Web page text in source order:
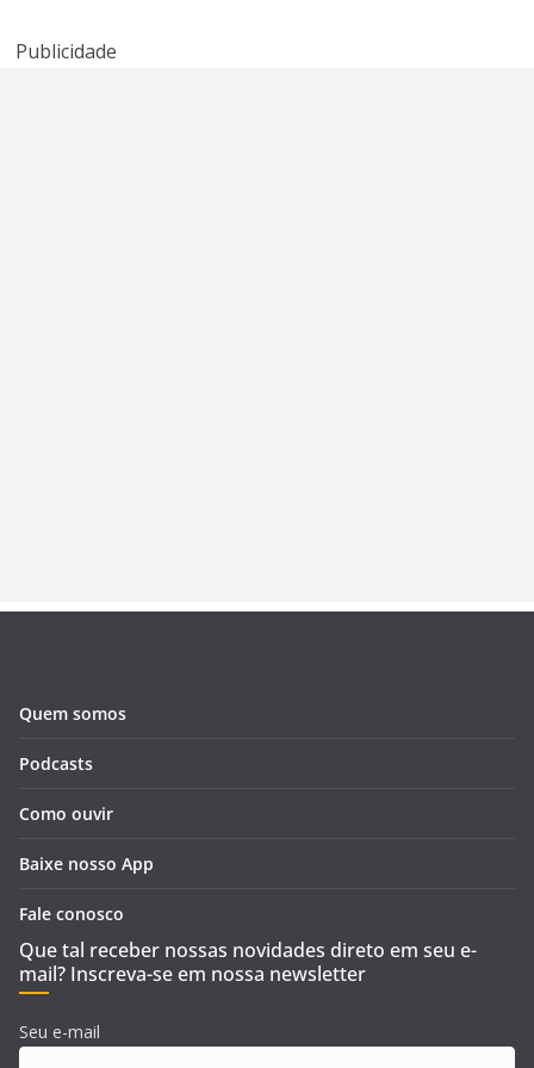
Publicidade
Quem somos
Podcasts
Como ouvir
Baixe nosso App
Fale conosco
Que tal receber nossas novidades direto em seu e-
mail? Inscreva-se em nossa newsletter
Seu e-mail